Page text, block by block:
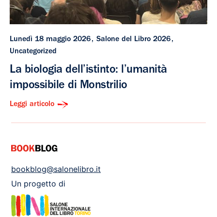
Lunedì 18 maggio 2026
Salone del Libro 2026
Uncategorized
La biologia dell’istinto: l’umanità
impossibile di Monstrilio
Leggi articolo
bookblog@salonelibro.it
Un progetto di